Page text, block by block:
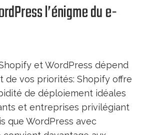
l’énigme du e-
et WordPress dépend
de vos priorités: Shopify offre
de déploiement idéales
et entreprises privilégiant
que WordPress avec